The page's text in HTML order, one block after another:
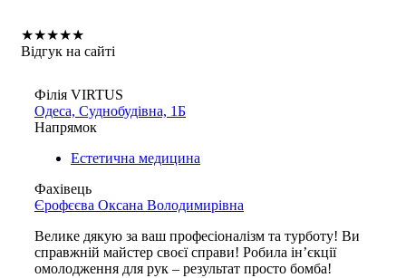
★★★★★
Відгук на сайті
Філія VIRTUS
Одеса, Суднобудівна, 1Б
Напрямок
Естетична медицина
Фахівець
Єрофєєва Оксана Володимирівна
Велике дякую за ваш професіоналізм та турботу! Ви
справжній майстер своєї справи! Робила ін’єкції
омолодження для рук – результат просто бомба!